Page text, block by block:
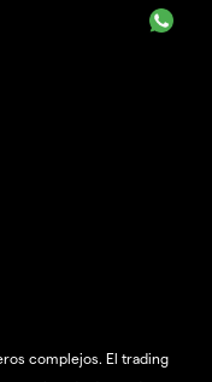
complejos. El trading